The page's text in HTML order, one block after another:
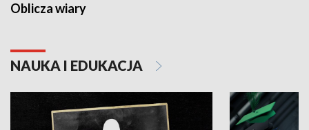
Oblicza wiary
NAUKA I EDUKACJA